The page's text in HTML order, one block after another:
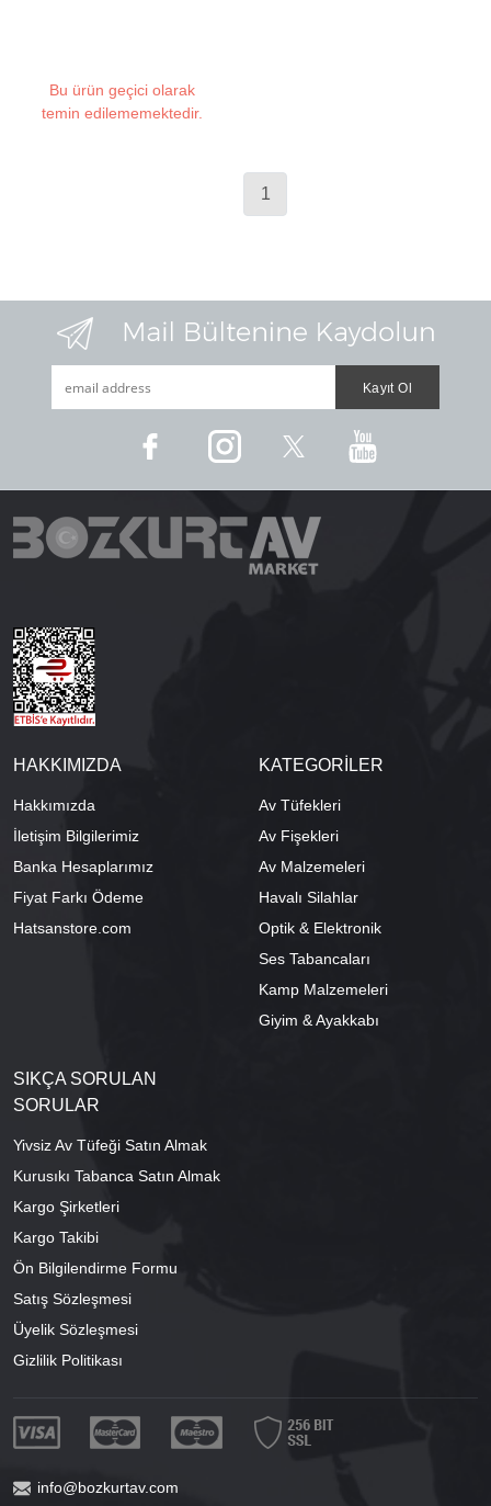
Bu ürün geçici olarak
temin edilememektedir.
1
HAKKIMIZDA
Hakkımızda
İletişim Bilgilerimiz
Banka Hesaplarımız
Fiyat Farkı Ödeme
Hatsanstore.com
KATEGORİLER
Av Tüfekleri
Av Fişekleri
Av Malzemeleri
Havalı Silahlar
Optik & Elektronik
Ses Tabancaları
Kamp Malzemeleri
Giyim & Ayakkabı
SIKÇA SORULAN
SORULAR
Yivsiz Av Tüfeği Satın Almak
Kurusıkı Tabanca Satın Almak
Kargo Şirketleri
Kargo Takibi
Ön Bilgilendirme Formu
Satış Sözleşmesi
Üyelik Sözleşmesi
Gizlilik Politikası
info@bozkurtav.com